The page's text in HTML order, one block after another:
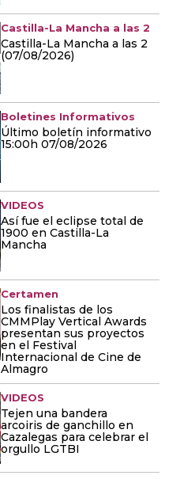
Castilla-La Mancha a las 2
Castilla-La Mancha a las 2
(07/08/2026)
Boletines Informativos
Último boletín informativo
15:00h 07/08/2026
VIDEOS
Así fue el eclipse total de
1900 en Castilla-La
Mancha
Certamen
Los finalistas de los
CMMPlay Vertical Awards
presentan sus proyectos
en el Festival
Internacional de Cine de
Almagro
VIDEOS
Tejen una bandera
arcoiris de ganchillo en
Cazalegas para celebrar el
orgullo LGTBI